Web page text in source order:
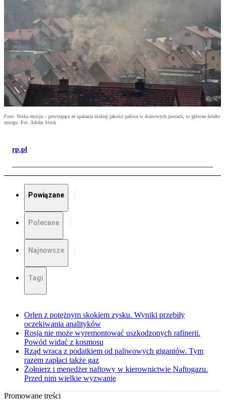
Foto: Niska emisja – powstająca ze spalania niskiej jakości paliwa w domowych piecach, to główne źródło
smogu. Fot. Adobe Stock
rp.pl
Powiązane
Polecane
Najnowsze
Tagi
Orlen z potężnym skokiem zysku. Wyniki przebiły
oczekiwania analityków
Rosja nie może wyremontować uszkodzonych rafinerii.
Powód widać z kosmosu
Rząd wraca z podatkiem od paliwowych gigantów. Tym
razem zapłaci także gaz
Żołnierz i menedżer naftowy w kierownictwie Naftogazu.
Przed nim wielkie wyzwanie
Promowane treści